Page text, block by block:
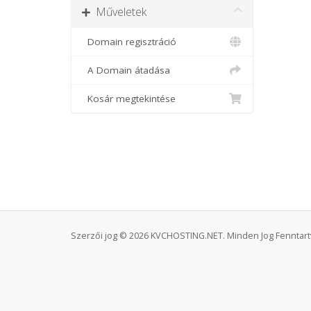
Műveletek
Domain regisztráció
A Domain átadása
Kosár megtekintése
Szerzői jog © 2026 KVCHOSTING.NET. Minden Jog